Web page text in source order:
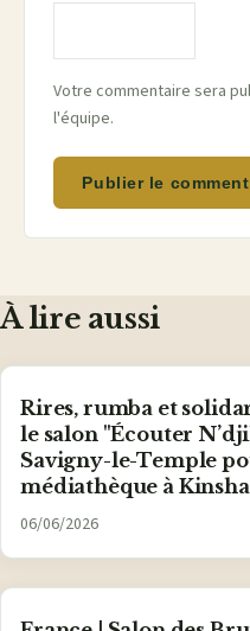
Votre commentaire sera
l'équipe.
Publier le
À lire aussi
Rires, rumba et
le salon "Écouter
Savigny-le-Temple
médiathèque à
06/06/2026